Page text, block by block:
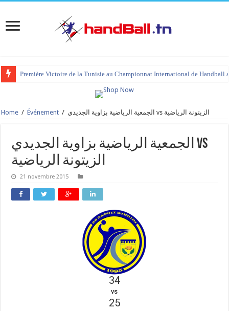
Première Victoire de la Tunisie au Championnat International de Handball
Home / Événement / الجمعية الرياضية بزاوية الجديدي vs الزيتونة الرياضية
الجمعية الرياضية بزاوية الجديدي vs
الزيتونة الرياضية
21 novembre 2015
34
vs
25